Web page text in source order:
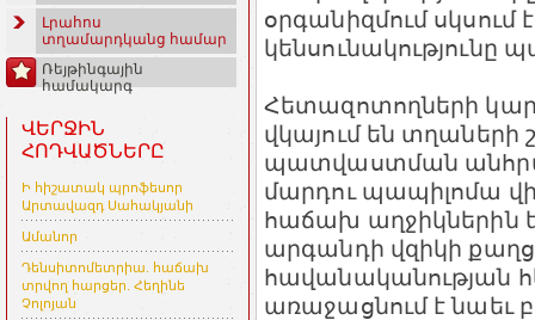
Լրահոս
տղամարդկանց համար
Ռեյթինգային
համակարգ
ՎԵՐՋԻՆ
ՀՈԴՎԱԾՆԵՐԸ
Ի հիշատակ պրոֆեսոր
Արտավազդ Սահակյանի
Ամանոր
Դենսիտոմետրիա. հաճախ
տրվող հարցեր. Հեղինե
Չոլոյան
օրգանիզմում
կենսունակությունը
Հետազոտողների
վկայում են
պատվաստման
մարդու պապիլոմա
հաճախ աղջիկներին
արգանդի վզիկի
հավանականության
առաջացնում է նաեւ